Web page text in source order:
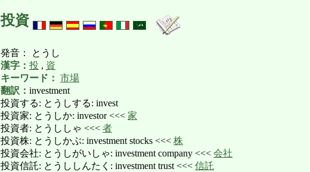
投資
発音： とうし
漢字： 投 , 資
キーワード： 市場
翻訳： investment
投資する: とうしする: invest
投資家: とうしか: investor <<< 家
投資者: とうししゃ <<< 者
投資株: とうしかぶ: investment stocks <<< 株
投資会社: とうしがいしゃ: investment company <<< 会社
投資信託: とうししんたく: investment trust <<< 信託